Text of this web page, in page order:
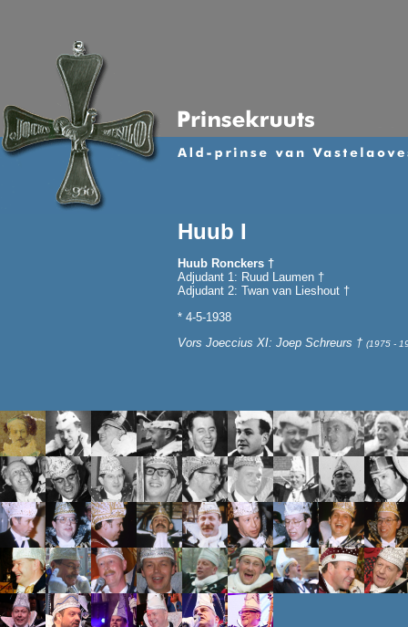
Huub I
Huub Ronckers †
Adjudant 1: Ruud Laumen †
Adjudant 2: Twan van Lieshout †
* 4-5-1938
Vors Joeccius XI: Joep Schreurs † (1975 -